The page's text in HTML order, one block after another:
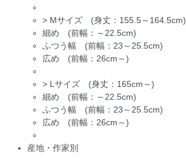
> Mサイズ (身丈：155.5～164.5cm)
細め (前幅：～22.5cm)
ふつう幅 (前幅：23～25.5cm)
広め (前幅：26cm～)
> Lサイズ (身丈：165cm～)
細め (前幅：～22.5cm)
ふつう幅 (前幅：23～25.5cm)
広め (前幅：26cm～)
産地・作家別